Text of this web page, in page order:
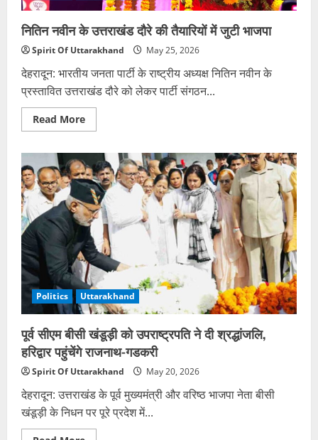
नितिन नवीन के उत्तराखंड दौरे की तैयारियों में जुटी भाजपा
Spirit Of Uttarakhand May 25, 2026
देहरादून: भारतीय जनता पार्टी के राष्ट्रीय अध्यक्ष नितिन नवीन के
प्रस्तावित उत्तराखंड दौरे को लेकर पार्टी संगठन...
Read MoreRead
more
नवीन
के
उत्तराखंड
दौरे
की
तैयारियों
में
जुटी
भाजपा
Politics Uttarakhand
पूर्व सीएम बीसी खंडूड़ी को उपराष्ट्रपति ने दी श्रद्धांजलि,
हरिद्वार पहुंचेंगे राजनाथ-गडकरी
Spirit Of Uttarakhand May 20, 2026
देहरादून: उत्तराखंड के पूर्व मुख्यमंत्री और वरिष्ठ भाजपा नेता बीसी
खंडूड़ी के निधन पर पूरे प्रदेश में...